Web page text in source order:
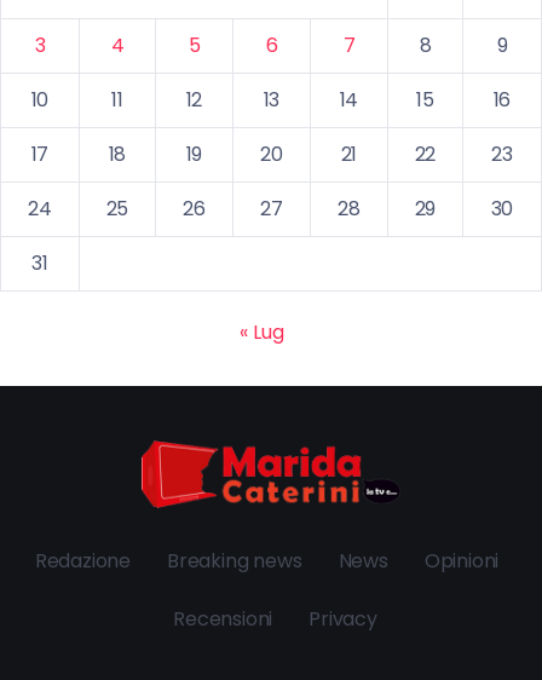
3
4 5 6 7 8
9
10
11 12 13 14 15
16
17
18 19 20 21 22
23
24
25 26 27 28 29
30
31
« Lug
Redazione Breaking news News Opinioni
Recensioni Privacy